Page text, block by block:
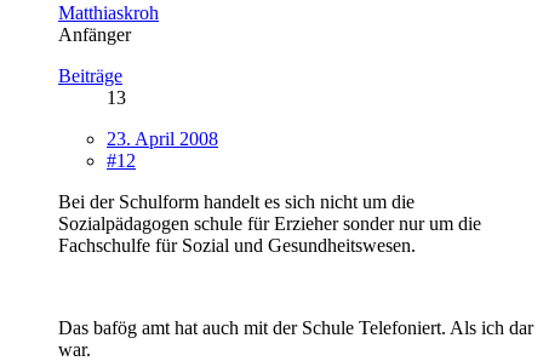
Matthiaskroh
Anfänger
Beiträge
13
23. April 2008
#12
Bei der Schulform handelt es sich nicht um die
Sozialpädagogen schule für Erzieher sonder nur um die
Fachschulfe für Sozial und Gesundheitswesen.
Das bafög amt hat auch mit der Schule Telefoniert. Als ich dar
war.